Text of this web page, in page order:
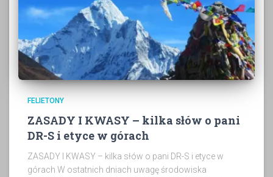
FELIETONY
ZASADY I KWASY – kilka słów o pani
DR-S i etyce w górach
ZASADY I KWASY – kilka słów o pani DR-S i etyce w
górach W ostatnich dniach uwagę środowiska